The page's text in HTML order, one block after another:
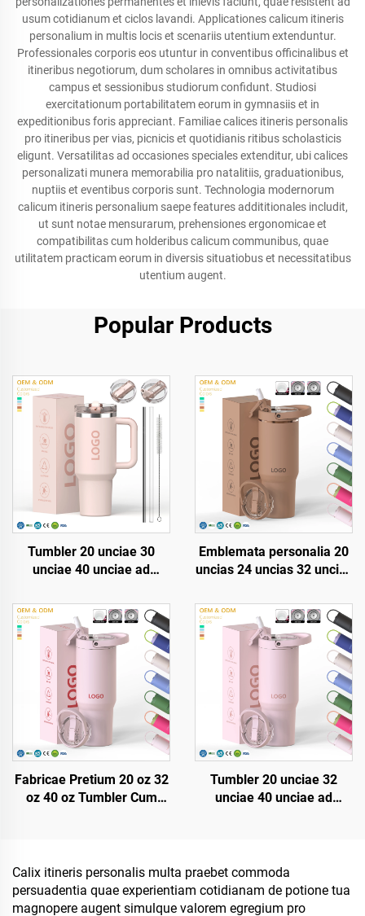
usum cotidianum et ciclos lavandi. Applicationes calicum itineris
personalium in multis locis et scenariis utentium extenduntur.
Professionales corporis eos utuntur in conventibus officinalibus et
itineribus negotiorum, dum scholares in omnibus activitatibus
campus et sessionibus studiorum confidunt. Studiosi
exercitationum portabilitatem eorum in gymnasiis et in
expeditionibus foris appreciant. Familiae calices itineris personalis
pro itineribus per vias, picnicis et quotidianis ritibus scholasticis
eligunt. Versatilitas ad occasiones speciales extenditur, ubi calices
personalizati munera memorabilia pro natalitiis, graduationibus,
nuptiis et eventibus corporis sunt. Technologia modernorum
calicum itineris personalium saepe features addititionales includit,
ut sunt notae mensurarum, prehensiones ergonomicae et
compatibilitas cum holderibus calicum communibus, quae
utilitatem practicam eorum in diversis situatiobus et necessitatibus
utentium augent.
Popular Products
Tumbler 20 unciae 30
unciae 40 unciae ad
ad aperiturum ex acciaio
inoxidi isolatus cum
operculo impervium et
stipite ansaque ad itinera
Emblemata personalia 20
uncias 24 uncias 32 uncias
Palea Flexa Itinerans
Cuppa Exsuctorae Vacuum
Exsuctorae Cum Manubrio
Fabricae Pretium 20 oz 32
oz 40 oz Tumbler Cum
Itinerans Tumbler
Tumbler 20 unciae 32
unciae 40 unciae ad
cum stipite ad aperiturum
et ansa
Calix itineris personalis multa praebet commoda
persuadentia quae experientiam cotidianam de potione tua
magnopere augent simulque valorem egregium pro